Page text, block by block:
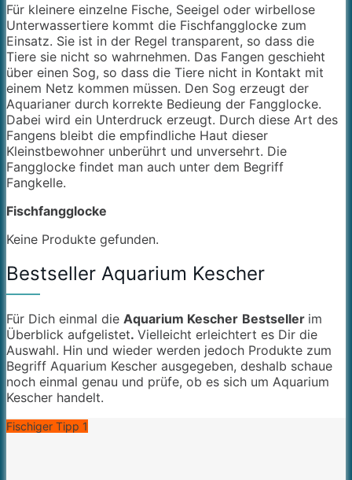
Für kleinere einzelne Fische, Seeigel oder wirbellose
Unterwassertiere kommt die Fischfangglocke zum
Einsatz. Sie ist in der Regel transparent, so dass die
Tiere sie nicht so wahrnehmen. Das Fangen geschieht
über einen Sog, so dass die Tiere nicht in Kontakt mit
einem Netz kommen müssen. Den Sog erzeugt der
Aquarianer durch korrekte Bedieung der Fangglocke.
Dabei wird ein Unterdruck erzeugt. Durch diese Art des
Fangens bleibt die empfindliche Haut dieser
Kleinstbewohner unberührt und unversehrt. Die
Fangglocke findet man auch unter dem Begriff
Fangkelle.
Fischfangglocke
Keine Produkte gefunden.
Bestseller Aquarium Kescher
Für Dich einmal die Aquarium Kescher Bestseller im
Überblick aufgelistet. Vielleicht erleichtert es Dir die
Auswahl. Hin und wieder werden jedoch Produkte zum
Begriff Aquarium Kescher ausgegeben, deshalb schaue
noch einmal genau und prüfe, ob es sich um Aquarium
Kescher handelt.
Fischiger Tipp 1